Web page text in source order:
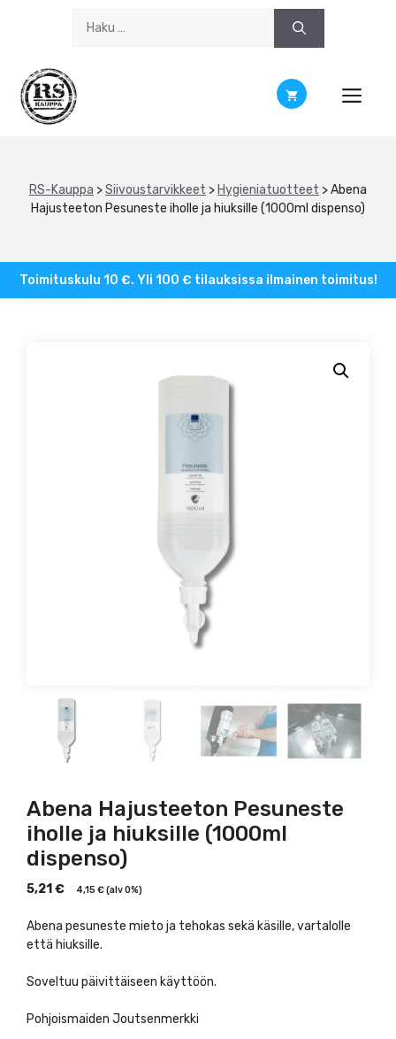
RS-Kauppa >Siivoustarvikkeet > Hygieniatuotteet >Abena
Hajusteeton Pesuneste iholle ja hiuksille (1000ml dispenso)
Toimituskulu 10 €. Yli 100 € tilauksissa ilmainen toimitus!
Abena Hajusteeton Pesuneste
iholle ja hiuksille (1000ml
dispenso)
5,21 € 4,15 €(alv 0%)
Abena pesuneste mieto ja tehokas sekä käsille, vartalolle
että hiuksille.
Soveltuu päivittäiseen käyttöön.
Pohjoismaiden Joutsenmerkki